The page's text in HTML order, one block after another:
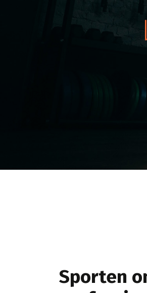
Sporten